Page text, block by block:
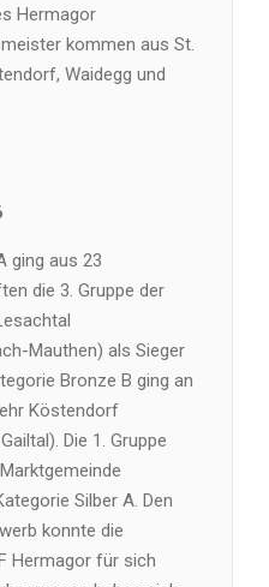
Hermagor
kommen aus St.
Waidegg und
ging aus 23
die 3. Gruppe der
Mauthen) als Sieger
Bronze B ging an
Köstendorf
Die 1. Gruppe
Silber A. Den
konnte die
Hermagor für sich